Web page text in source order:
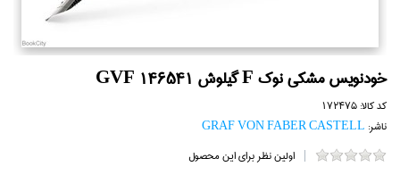
خودنويس مشكي نوك F گيلوش GVF 146541
کد کالا:172475
ناشر: GRAF VON FABER CASTELL
اولین نظر برای این محصول